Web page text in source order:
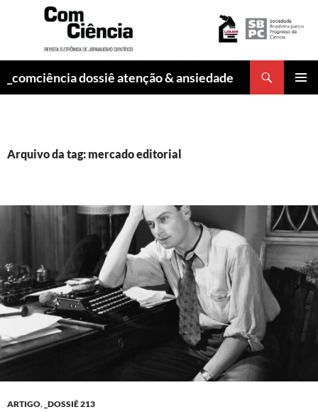
_comciência dossiê atenção & ansiedade
Arquivo da tag: mercado editorial
ARTIGO, _DOSSIÊ 213